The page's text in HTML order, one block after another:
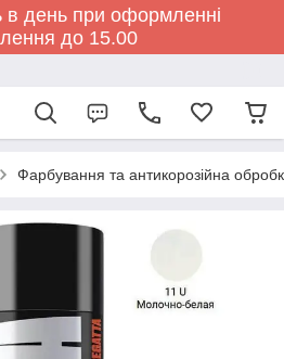
в день при оформленні
до 15.00
Фарбування та антикорозійна